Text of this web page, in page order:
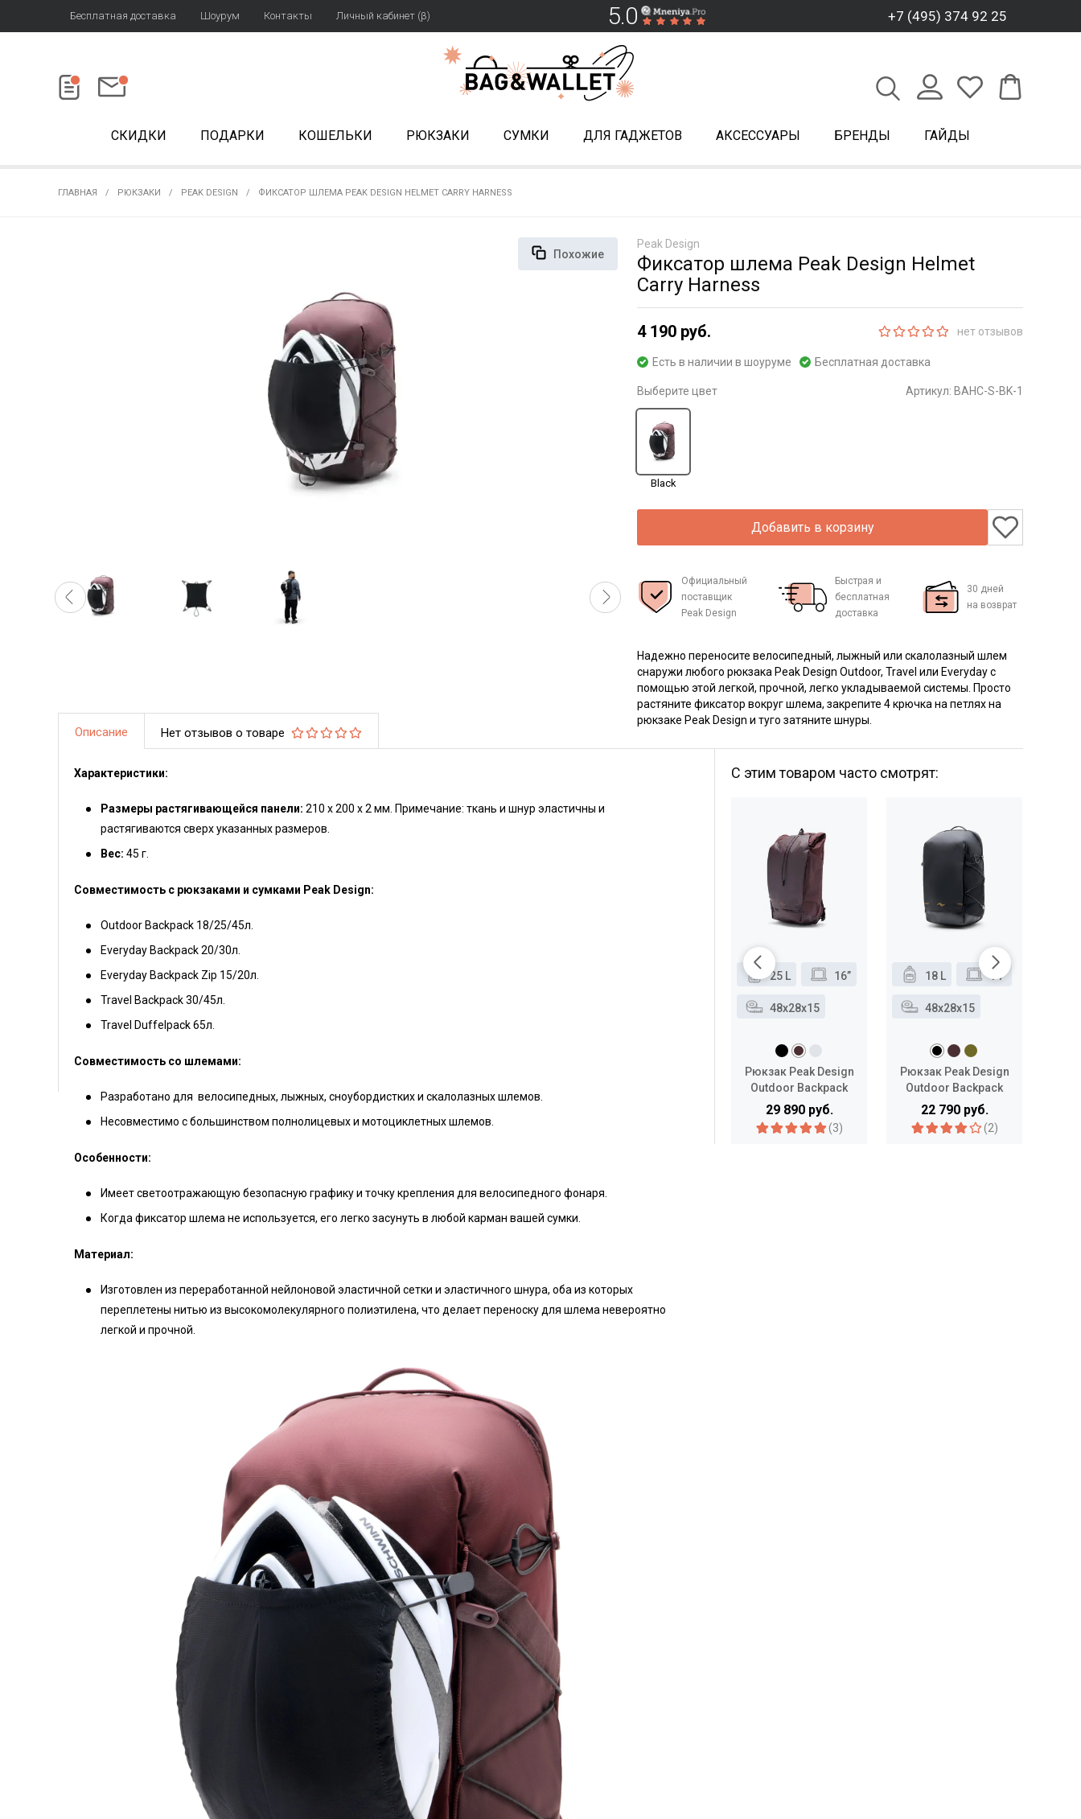
Бесплатная доставка Шоурум Контакты Личный кабинет (β) 5.0 +7 (495) 374 92 25
СКИДКИ ПОДАРКИ КОШЕЛЬКИ РЮКЗАКИ СУМКИ ДЛЯ ГАДЖЕТОВ АКСЕССУАРЫ БРЕНДЫ ГАЙДЫ
ГЛАВНАЯ РЮКЗАКИ PEAK DESIGN ФИКСАТОР ШЛЕМА PEAK DESIGN HELMET CARRY HARNESS
Похожие
Peak Design
Фиксатор шлема Peak Design Helmet
Carry Harness
4 190 руб. нет отзывов
Есть в наличии в шоуруме Бесплатная доставка
Выберите цвет Артикул: BAHC-S-BK-1
Black
Добавить в корзину
Официальный
поставщик
Peak Design
Быстрая и
бесплатная
доставка
30 дней
на возврат
Надежно переносите велосипедный, лыжный или скалолазный шлем
снаружи любого рюкзака Peak Design Outdoor, Travel или Everyday с
помощью этой легкой, прочной, легко укладываемой системы. Просто
растяните фиксатор вокруг шлема, закрепите 4 крючка на петлях на
рюкзаке Peak Design и туго затяните шнуры.
Описание Нет отзывов о товаре
Характеристики:
Размеры растягивающейся панели: 210 х 200 х 2 мм. Примечание: ткань и шнур эластичны и
растягиваются сверх указанных размеров.
Вес: 45 г.
Совместимость с рюкзаками и сумками Peak Design:
Outdoor Backpack 18/25/45л.
Everyday Backpack 20/30л.
Everyday Backpack Zip 15/20л.
Travel Backpack 30/45л.
Travel Duffelpack 65л.
Совместимость со шлемами:
Разработано для велосипедных, лыжных, сноубордистких и скалолазных шлемов.
Несовместимо с большинством полнолицевых и мотоциклетных шлемов.
Особенности:
Имеет светоотражающую безопасную графику и точку крепления для велосипедного фонаря.
Когда фиксатор шлема не используется, его легко засунуть в любой карман вашей сумки.
Материал:
Изготовлен из переработанной нейлоновой эластичной сетки и эластичного шнура, оба из которых
переплетены нитью из высокомолекулярного полиэтилена, что делает переноску для шлема невероятно
легкой и прочной.
С этим товаром часто смотрят:
25 L 16”
48x28x15
Рюкзак Peak Design
Outdoor Backpack
25L
29 890 руб.
(3)
18 L 14”
48x28x15
Рюкзак Peak Design
Outdoor Backpack
Zip 18L
22 790 руб.
(2)